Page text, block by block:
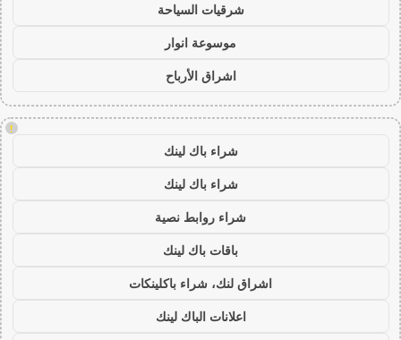
شرقيات السياحة
موسوعة انوار
اشراق الأرباح
!
شراء باك لينك
شراء باك لينك
شراء روابط نصية
باقات باك لينك
اشراق لنك، شراء باكلينكات
اعلانات الباك لينك